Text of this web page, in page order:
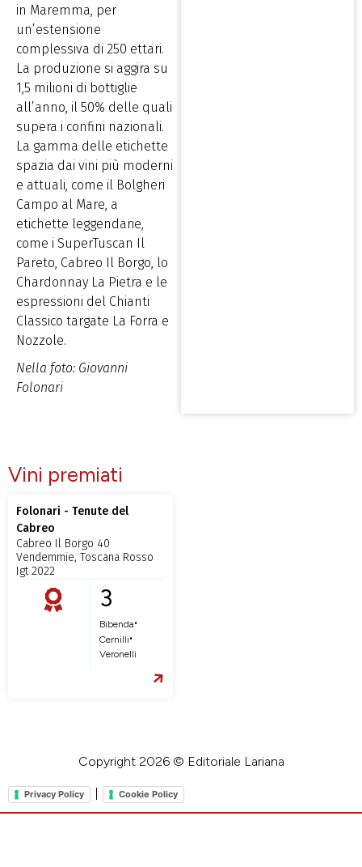
in Maremma, per
un’estensione
complessiva di 250 ettari.
La produzione si aggira su
1,5 milioni di bottiglie
all’anno, il 50% delle quali
supera i confini nazionali.
La gamma delle etichette
spazia dai vini più moderni
e attuali, come il Bolgheri
Campo al Mare, a
etichette leggendarie,
come i SuperTuscan Il
Pareto, Cabreo Il Borgo, lo
Chardonnay La Pietra e le
espressioni del Chianti
Classico targate La Forra e
Nozzole.
Nella foto: Giovanni
Folonari
Vini premiati
Folonari - Tenute del
Cabreo
Cabreo Il Borgo 40
Vendemmie, Toscana Rosso
Igt 2022
3
Bibenda•
Cernilli•
Veronelli
Copyright 2026 © Editoriale Lariana
Privacy Policy Cookie Policy